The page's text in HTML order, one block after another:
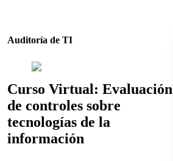
Auditoría de TI
Curso Virtual: Evaluación
de controles sobre
tecnologías de la
información